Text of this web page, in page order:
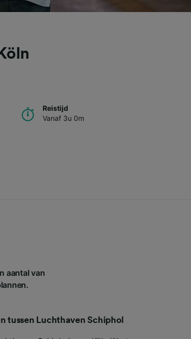
Reistijd
Vanaf 3u 0m
aantal van
tussen Luchthaven Schiphol